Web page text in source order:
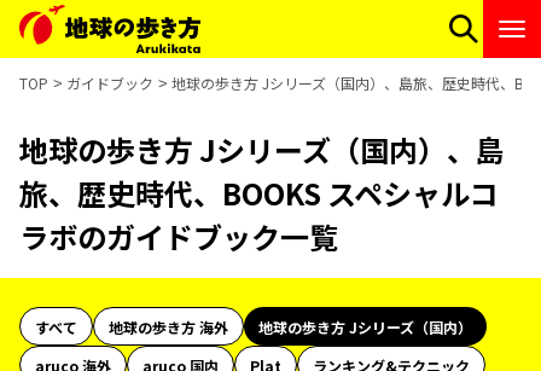
TOP ガイドブック 地球の歩き方 Jシリーズ（国内）、島旅、歴史時代、
地球の歩き方 Jシリーズ（国内）、島
旅、歴史時代、BOOKS スペシャルコ
ラボのガイドブック一覧
すべて 地球の歩き方 海外
地球の歩き方 Jシリーズ（国内）
aruco 海外
aruco 国内 Plat
ランキング&テクニック